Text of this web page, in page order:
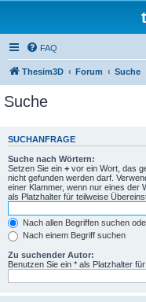
FAQ
Thesim3D Forum Suche
Suche
SUCHANFRAGE
Suche nach Wörtern:
Setzen Sie ein + vor ein Wort, das
nicht gefunden werden darf.
einer Klammer, wenn nur eines der
als Platzhalter für teilweise
Nach allen Begriffen suchen
Nach einem Begriff suchen
Zu suchender Autor:
Benutzen Sie ein * als Platzhalter